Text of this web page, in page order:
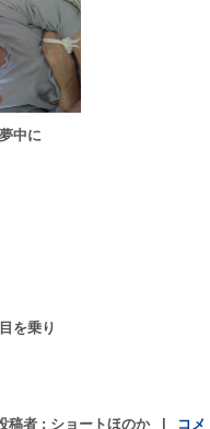
中に
を乗り
稿者 : ショートほのか
コメ